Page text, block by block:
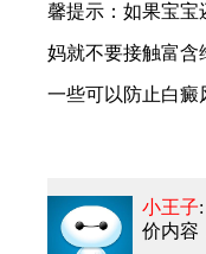
馨提示：如果宝宝
妈就不要接触富含
一些可以防止白癜
小王子
价内容